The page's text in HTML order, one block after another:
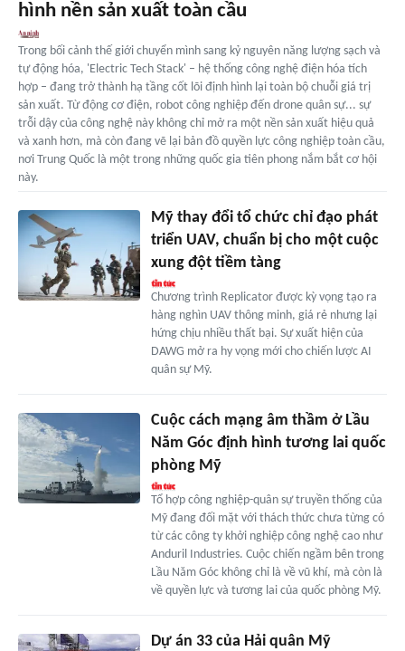
hình nền sản xuất toàn cầu
Trong bối cảnh thế giới chuyển mình sang kỷ nguyên năng lượng sạch và
tự động hóa, 'Electric Tech Stack' – hệ thống công nghệ điện hóa tích
hợp – đang trở thành hạ tầng cốt lõi định hình lại toàn bộ chuỗi giá trị
sản xuất. Từ động cơ điện, robot công nghiệp đến drone quân sự... sự
trỗi dậy của công nghệ này không chỉ mở ra một nền sản xuất hiệu quả
và xanh hơn, mà còn đang vẽ lại bản đồ quyền lực công nghiệp toàn cầu,
nơi Trung Quốc là một trong những quốc gia tiên phong nắm bắt cơ hội
này.
Mỹ thay đổi tổ chức chỉ đạo phát
triển UAV, chuẩn bị cho một cuộc
xung đột tiềm tàng
Chương trình Replicator được kỳ vọng tạo ra
hàng nghìn UAV thông minh, giá rẻ nhưng lại
hứng chịu nhiều thất bại. Sự xuất hiện của
DAWG mở ra hy vọng mới cho chiến lược AI
quân sự Mỹ.
Cuộc cách mạng âm thầm ở Lầu
Năm Góc định hình tương lai quốc
phòng Mỹ
Tổ hợp công nghiệp-quân sự truyền thống của
Mỹ đang đối mặt với thách thức chưa từng có
từ các công ty khởi nghiệp công nghệ cao như
Anduril Industries. Cuộc chiến ngầm bên trong
Lầu Năm Góc không chỉ là về vũ khí, mà còn là
về quyền lực và tương lai của quốc phòng Mỹ.
Dự án 33 của Hải quân Mỹ